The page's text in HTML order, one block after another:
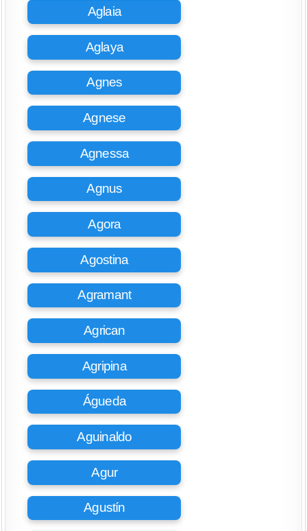
Aglaia
Aglaya
Agnes
Agnese
Agnessa
Agnus
Agora
Agostina
Agramant
Agrican
Agripina
Águeda
Aguinaldo
Agur
Agustín